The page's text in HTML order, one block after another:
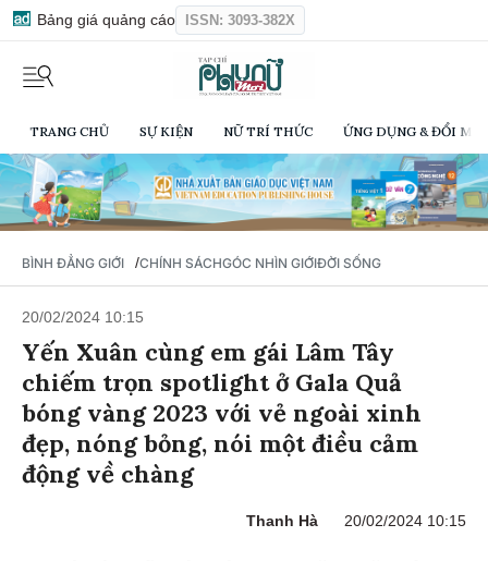
Bảng giá quảng cáo ISSN: 3093-382X
TRANG CHỦ SỰ KIỆN NỮ TRÍ THỨC ỨNG DỤNG & ĐỔI
BÌNH ĐẲNG GIỚI /CHÍNH SÁCHGÓC NHÌN GIỚIĐỜI SỐNG
20/02/2024 10:15
Yến Xuân cùng em gái Lâm Tây
chiếm trọn spotlight ở Gala Quả
bóng vàng 2023 với vẻ ngoài xinh
đẹp, nóng bỏng, nói một điều cảm
động về chàng
Thanh Hà 20/02/2024 10:15